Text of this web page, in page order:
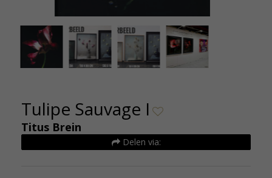
Tulipe Sauvage I
Titus Brein
Delen via: